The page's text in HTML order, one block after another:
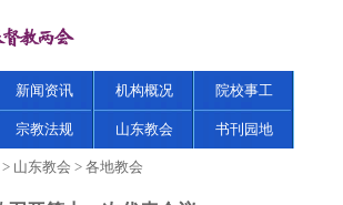
新闻资讯 机构概况 院校事工
宗教法规 山东教会 书刊园地
> 山东教会 > 各地教会